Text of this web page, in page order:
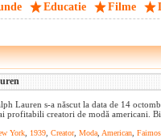
Educatie Filme
Lauren s-a născut la data de 14
profitabili creatori de modă americani.
York 1939 Creator, Moda American Faimos